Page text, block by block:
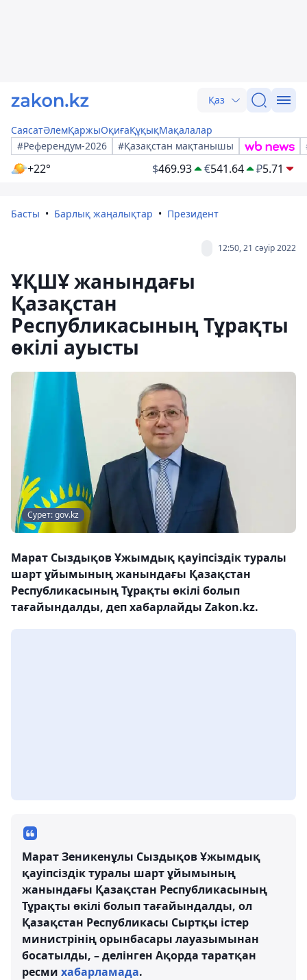
Қаз
СаясатӘлемҚаржыОқиғаҚұқықМақалалар
#Референдум-2026
#Қазақстан мақтанышы
+22° $469.93 €541.64 ₽5.71
Басты Барлық жаңалықтар Президент
12:50, 21 сәуір 2022
ҰҚШҰ жанындағы
Қазақстан
Республикасының Тұрақты
өкілі ауысты
Сурет: gov.kz
Марат Сыздықов Ұжымдық қауіпсіздік туралы
шарт ұйымының жанындағы Қазақстан
Республикасының Тұрақты өкілі болып
тағайындалды, деп хабарлайды Zakon.kz.
Марат Зеникенұлы Сыздықов Ұжымдық
қауіпсіздік туралы шарт ұйымының
жанындағы Қазақстан Республикасының
Тұрақты өкілі болып тағайындалды, ол
Қазақстан Республикасы Сыртқы істер
министрінің орынбасары лауазымынан
босатылды, – делінген Ақорда таратқан
ресми хабарламада.